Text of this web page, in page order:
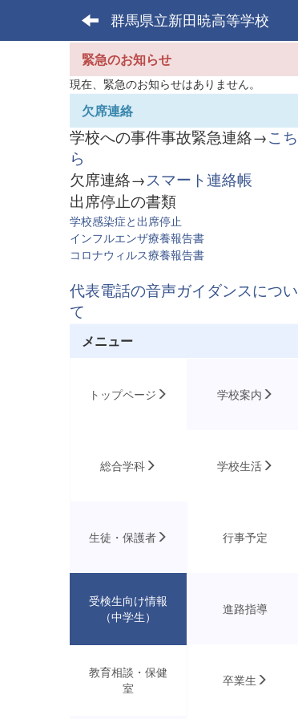
群馬県立新田暁高等学校
緊急のお知らせ
現在、緊急のお知らせはありません。
欠席連絡
学校への事件事故緊急連絡→こち
ら
欠席連絡→ スマート連絡帳
出席停止の書類
学校感染症と出席停止
インフルエンザ療養報告書
コロナウィルス療養報告書
代表電話の音声ガイダンスについ
て
メニュー
トップページ 学校案内
総合学科 学校生活
生徒・保護者 行事予定
受検生向け情報
（中学生）
進路指導
教育相談・保健
室
卒業生